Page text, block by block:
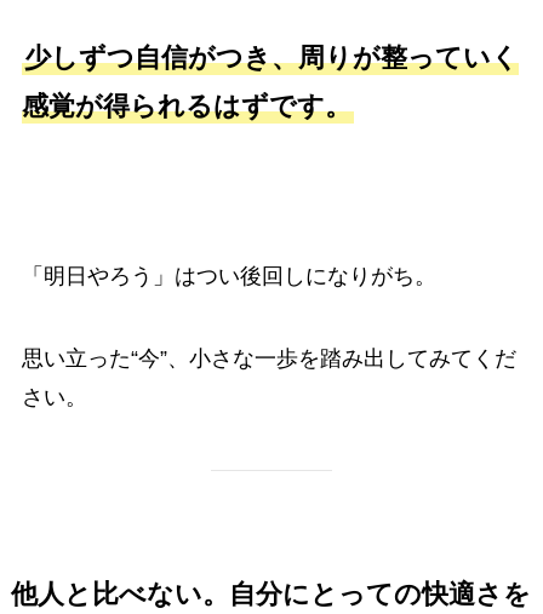
少しずつ自信がつき、周りが整っていく
感覚が得られるはずです。
「明日やろう」はつい後回しになりがち。
思い立った“今”、小さな一歩を踏み出してみてくだ
さい。
他人と比べない。自分にとっての快適さを